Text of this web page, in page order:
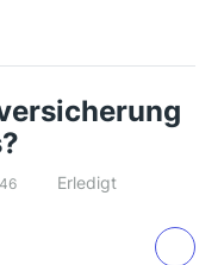
Erledigt